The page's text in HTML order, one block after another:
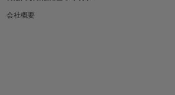
会社概要